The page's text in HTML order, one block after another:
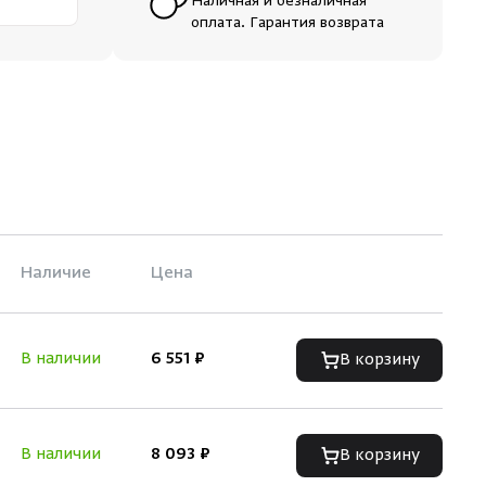
оплата. Гарантия возврата
Наличие Цена
В наличии 6 551 ₽ В корзину
В наличии 8 093 ₽ В корзину